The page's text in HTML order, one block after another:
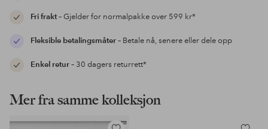
Fri frakt– Gjelder for normalpakke over 599 kr*
Fleksible betalingsmåter– Betale nå, senere eller dele opp
Enkel retur– 30 dagers returrett*
Mer fra samme kolleksjon